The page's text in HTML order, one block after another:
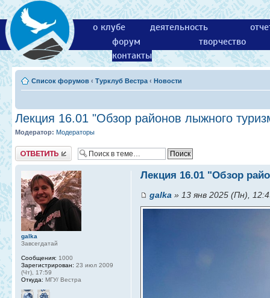
о клубе деятельность
форум
творчество
контакты
Список форумов ‹ Турклуб Вестра ‹ Новости
Лекция 16.01 "Обзор районов лыжного
Модератор: Модераторы
Ответить
Лекция 16.01 "Обзор
galka » 13 янв 2025 (Пн),
galka
Завсегдатай
Сообщения: 1000
Зарегистрирован: 23 июл 2009
(Чт), 17:59
Откуда: МГУ/ Вестра